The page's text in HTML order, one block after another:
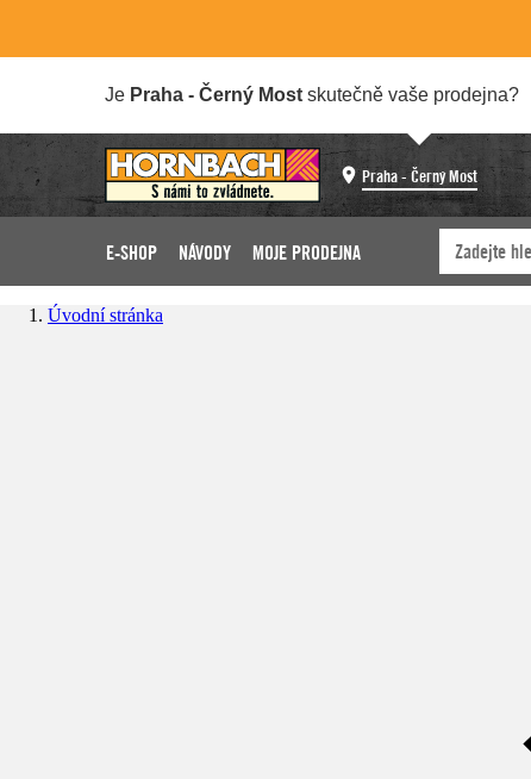
Je Praha - Černý Most skutečně vaše prodejna?
Praha - Černý Most
E-SHOP NÁVODY MOJE PRODEJNA
Úvodní stránka